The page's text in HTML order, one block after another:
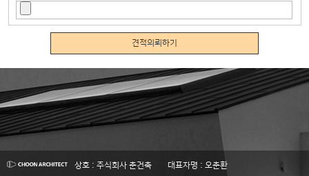
견적의뢰하기
상호 : 주식회사 춘건축 대표자명 : 오춘환